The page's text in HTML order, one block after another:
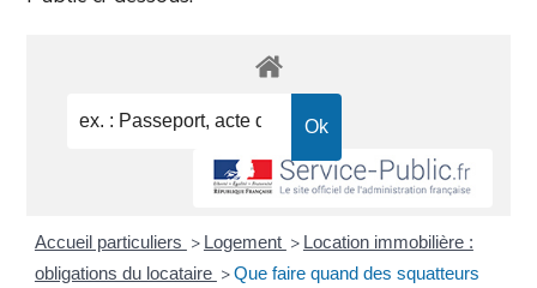
Accueil particuliers > Logement > Location immobilière :
obligations du locataire >Que faire quand des squatteurs